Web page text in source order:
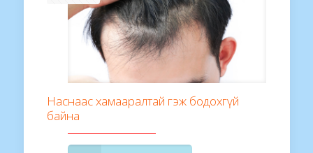
Наснаас хамааралтай гэж бодохгүй
байна